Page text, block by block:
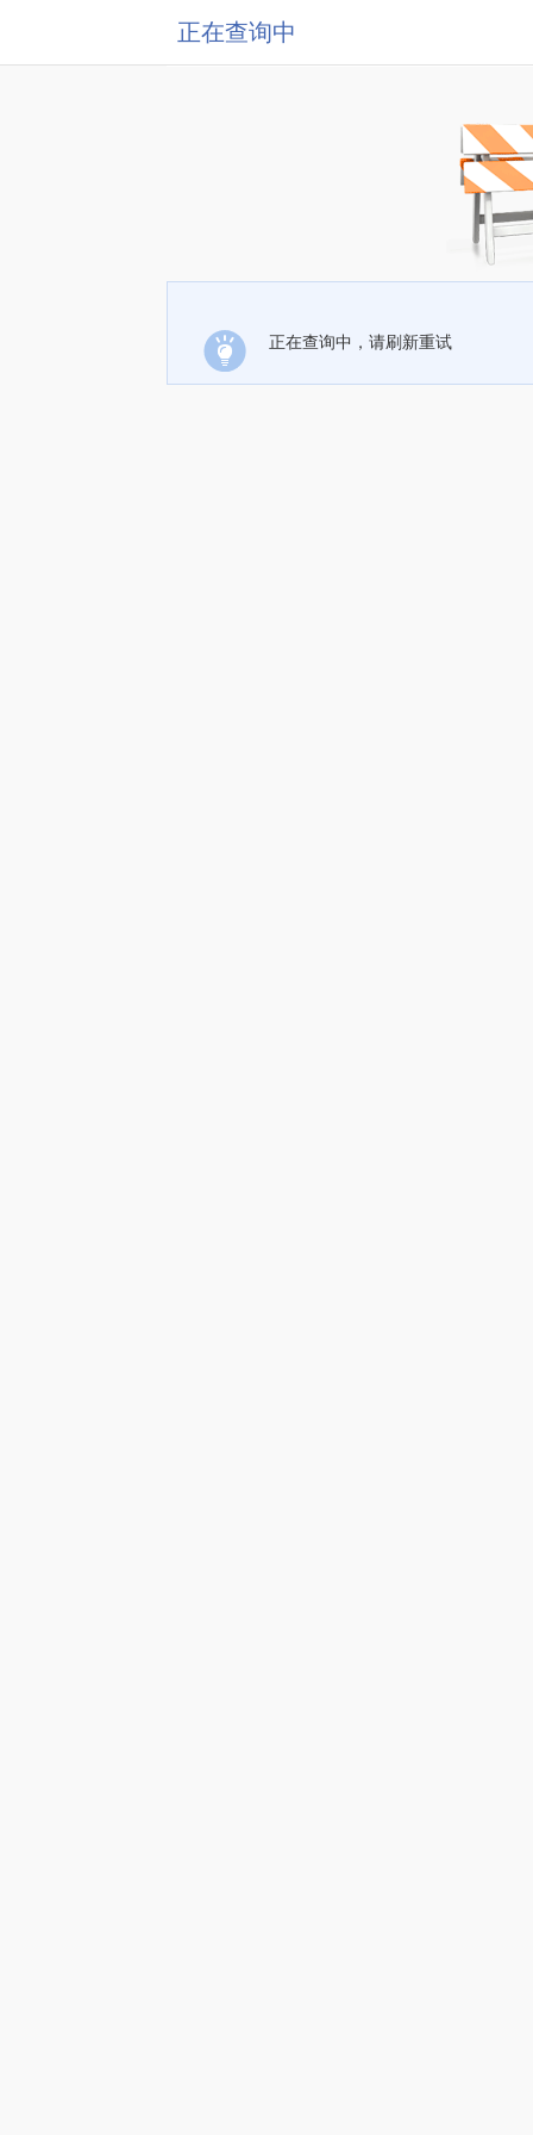
正在查询中
正在查询中，请刷新重试